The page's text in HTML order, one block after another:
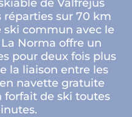
de Valfréjus
réparties sur 70 km
ski commun avec le
Norma offre un
pour deux fois plus
la liaison entre les
navette gratuite
forfait de ski toutes